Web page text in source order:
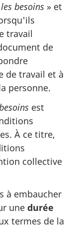
besoins » et
travail
de
de travail et à
personne.
est
À ce titre,
collective
à embaucher
une durée
termes de la